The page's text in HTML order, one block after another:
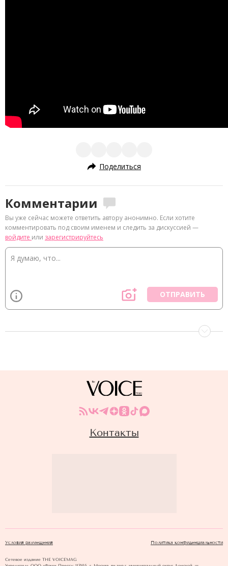
Поделиться
Комментарии
Вы уже сейчас можете ответить автору анонимно. Если хотите
комментировать под своим именем и следить за дискуссией —
войдите или зарегистрируйтесь
ОТПРАВИТЬ
Контакты
Условия размещения Политика конфиденциальности
Сетевое издание THE VOICEMAG